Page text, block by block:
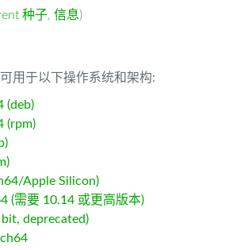
种子, 信息)
用于以下操作系统和架构:
(deb)
(rpm)
Apple Silicon)
(需要 10.14 或更高版本)
deprecated)